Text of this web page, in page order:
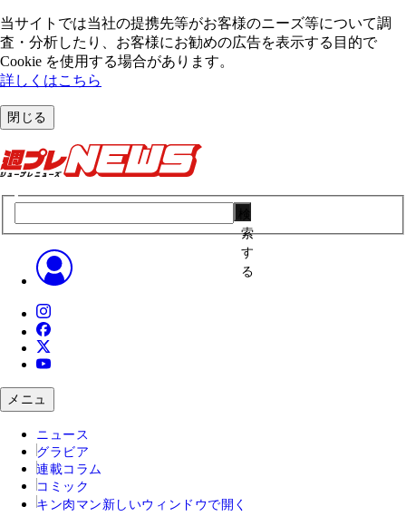
当サイトでは当社の提携先等がお客様のニーズ等について調
査・分析したり、お客様にお勧めの広告を表⽰する⽬的で
Cookie を使⽤する場合があります。
詳しくはこちら
閉じる
索
す
る
メニュ
ニュース
グラビア
連載コラム
コミック
キン肉マン 新しいウィンドウで開く